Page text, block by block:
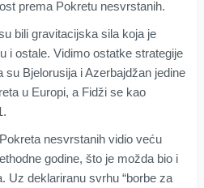
prema Pokretu nesvrstanih.
bili gravitacijska sila koja je
i ostale. Vidimo ostatke strategije
su Bjelorusija i Azerbajdžan jedine
u Europi, a Fidži se kao
nesvrstanih vidio veću
godine, što je možda bio i
Uz deklariranu svrhu “borbe za